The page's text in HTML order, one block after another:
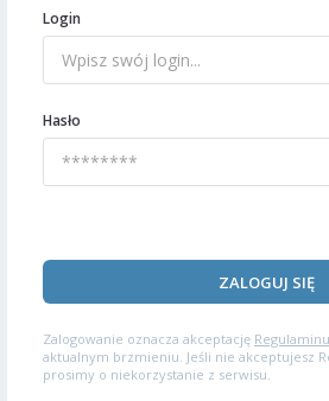
Login
Hasło
ZALOGUJ SIĘ
Zalogowanie oznacza akceptację
aktualnym brzmieniu. Jeśli nie akceptujesz
prosimy o niekorzystanie z serwisu.